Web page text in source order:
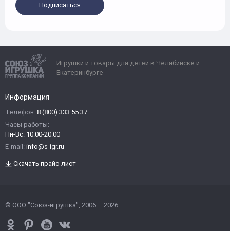
Подписаться
Игрушки и товары для детей в Челябинске и
Екатеринбурге
Информация
Телефон: 8 (800) 333 55 37
Часы работы:
Пн-Вс: 10:00-20:00
E-mail: info@s-igr.ru
Скачать прайс-лист
© ООО "Союз-игрушка", 2006 – 2026.